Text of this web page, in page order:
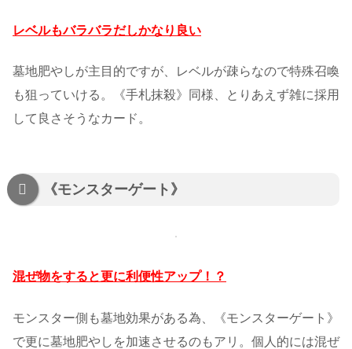
レベルもバラバラだしかなり良い
墓地肥やしが主目的ですが、レベルが疎らなので特殊召喚
も狙っていける。《手札抹殺》同様、とりあえず雑に採用
して良さそうなカード。
《モンスターゲート》
混ぜ物をすると更に利便性アップ！？
モンスター側も墓地効果がある為、《モンスターゲート》
で更に墓地肥やしを加速させるのもアリ。個人的には混ぜ